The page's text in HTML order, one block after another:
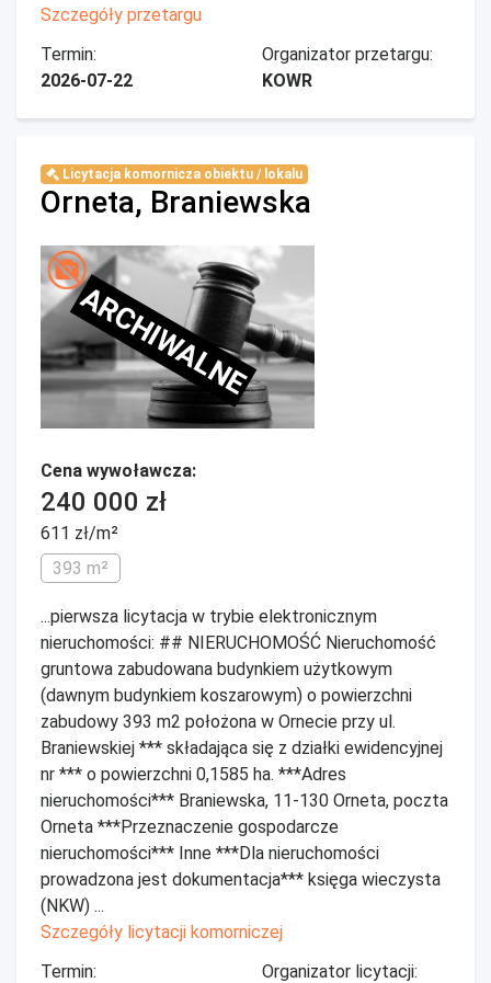
Szczegóły przetargu
Termin:
2026-07-22
Organizator przetargu:
KOWR
Licytacja komornicza obiektu / lokalu
Orneta, Braniewska
ARCHIWALNE
Cena wywoławcza:
240 000 zł
611 zł/m²
393 m²
...pierwsza licytacja w trybie elektronicznym
nieruchomości: ## NIERUCHOMOŚĆ Nieruchomość
gruntowa zabudowana budynkiem użytkowym
(dawnym budynkiem koszarowym) o powierzchni
zabudowy 393 m2 położona w Ornecie przy ul.
Braniewskiej *** składająca się z działki ewidencyjnej
nr *** o powierzchni 0,1585 ha. ***Adres
nieruchomości*** Braniewska, 11-130 Orneta, poczta
Orneta ***Przeznaczenie gospodarcze
nieruchomości*** Inne ***Dla nieruchomości
prowadzona jest dokumentacja*** księga wieczysta
(NKW) ...
Szczegóły licytacji komorniczej
Termin:
Organizator licytacji: